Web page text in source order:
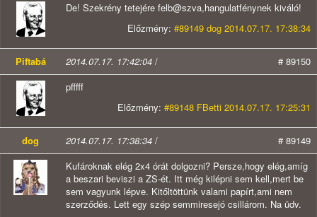
De! Szekrény tetejére felb@szva,hangulatfénynek kiváló!
Előzmény: #89149 dog 2014.07.17. 17:38:34
Piftabá 2014.07.17. 17:42:04 /
# 89150
pfffff
Előzmény: #89148 FBetti 2014.07.17. 17:25:31
dog 2014.07.17. 17:38:34 /
# 89149
Kufároknak elég 2x4 órát dolgozni? Persze,hogy elég,amíg
a beszari beviszi a ZS-ét. Itt még kilépni sem kell,mert be
sem vagyunk lépve. Kitőltöttünk valami papírt,ami nem
szerződés. Lett egy szép semmiresejó csillárom. Na üdv.